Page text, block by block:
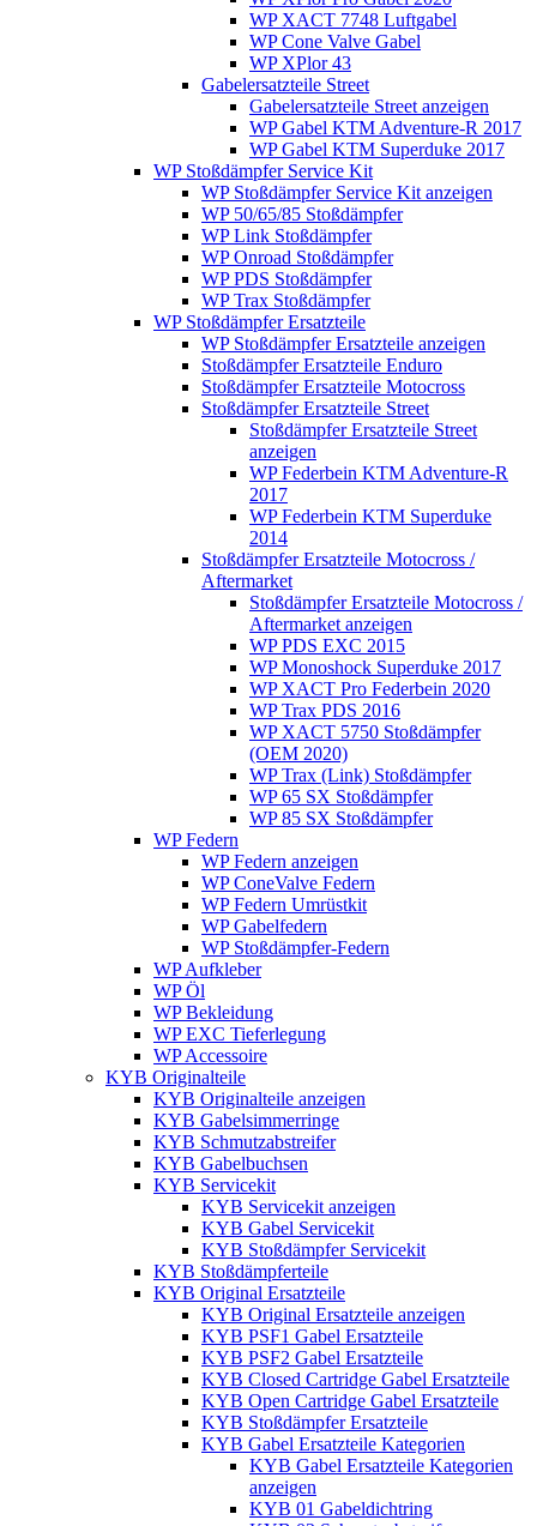
WP XACT 7748 Luftgabel
WP Cone Valve Gabel
WP XPlor 43
Gabelersatzteile Street
Gabelersatzteile Street anzeigen
WP Gabel KTM Adventure-R 2017
WP Gabel KTM Superduke 2017
WP Stoßdämpfer Service Kit
WP Stoßdämpfer Service Kit anzeigen
WP 50/65/85 Stoßdämpfer
WP Link Stoßdämpfer
WP Onroad Stoßdämpfer
WP PDS Stoßdämpfer
WP Trax Stoßdämpfer
WP Stoßdämpfer Ersatzteile
WP Stoßdämpfer Ersatzteile anzeigen
Stoßdämpfer Ersatzteile Enduro
Stoßdämpfer Ersatzteile Motocross
Stoßdämpfer Ersatzteile Street
Stoßdämpfer Ersatzteile Street
anzeigen
WP Federbein KTM Adventure-R
2017
WP Federbein KTM Superduke
2014
Stoßdämpfer Ersatzteile Motocross /
Aftermarket
Stoßdämpfer Ersatzteile Motocross /
Aftermarket anzeigen
WP PDS EXC 2015
WP Monoshock Superduke 2017
WP XACT Pro Federbein 2020
WP Trax PDS 2016
WP XACT 5750 Stoßdämpfer
(OEM 2020)
WP Trax (Link) Stoßdämpfer
WP 65 SX Stoßdämpfer
WP 85 SX Stoßdämpfer
WP Federn
WP Federn anzeigen
WP ConeValve Federn
WP Federn Umrüstkit
WP Gabelfedern
WP Stoßdämpfer-Federn
WP Aufkleber
WP Öl
WP Bekleidung
WP EXC Tieferlegung
WP Accessoire
KYB Originalteile
KYB Originalteile anzeigen
KYB Gabelsimmerringe
KYB Schmutzabstreifer
KYB Gabelbuchsen
KYB Servicekit
KYB Servicekit anzeigen
KYB Gabel Servicekit
KYB Stoßdämpfer Servicekit
KYB Stoßdämpferteile
KYB Original Ersatzteile
KYB Original Ersatzteile anzeigen
KYB PSF1 Gabel Ersatzteile
KYB PSF2 Gabel Ersatzteile
KYB Closed Cartridge Gabel Ersatzteile
KYB Open Cartridge Gabel Ersatzteile
KYB Stoßdämpfer Ersatzteile
KYB Gabel Ersatzteile Kategorien
KYB Gabel Ersatzteile Kategorien
anzeigen
KYB 01 Gabeldichtring